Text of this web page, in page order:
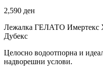
2,590 ден
Лежалка ГЕЛАТО Имертекс
Дубекс
Целосно водоотпорна и
надворешни услови.